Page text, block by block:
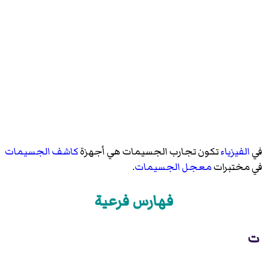
فيالفيزياءتكون تجارب الجسيمات هي أجهزةكاشف الجسيمات
في مختبراتمعجل الجسيمات.
فهارس فرعية
ت